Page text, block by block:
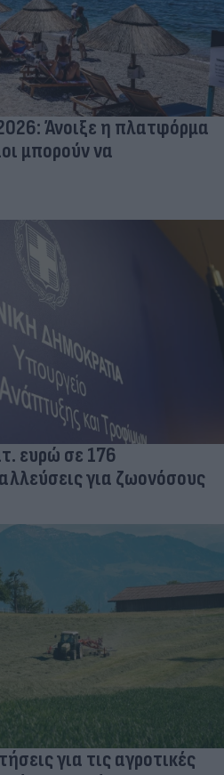
Άνοιξε η πλατφόρμα
μπορούν να
ευρώ σε 176
για ζωονόσους
για τις αγροτικές